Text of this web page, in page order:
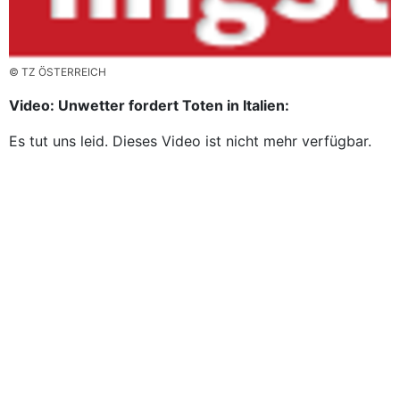
© TZ ÖSTERREICH
Video: Unwetter fordert Toten in Italien:
Es tut uns leid. Dieses Video ist nicht mehr verfügbar.